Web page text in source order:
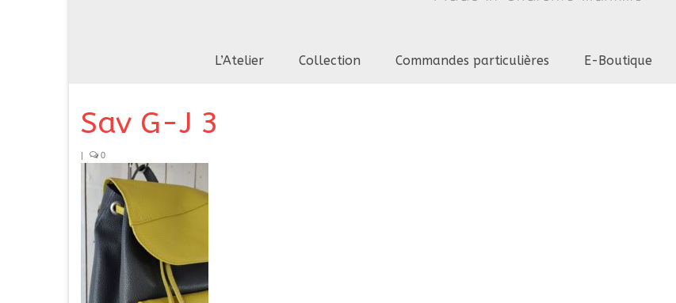
L’Atelier Collection Commandes particulières E-Boutique
Sav G-J 3
| 0